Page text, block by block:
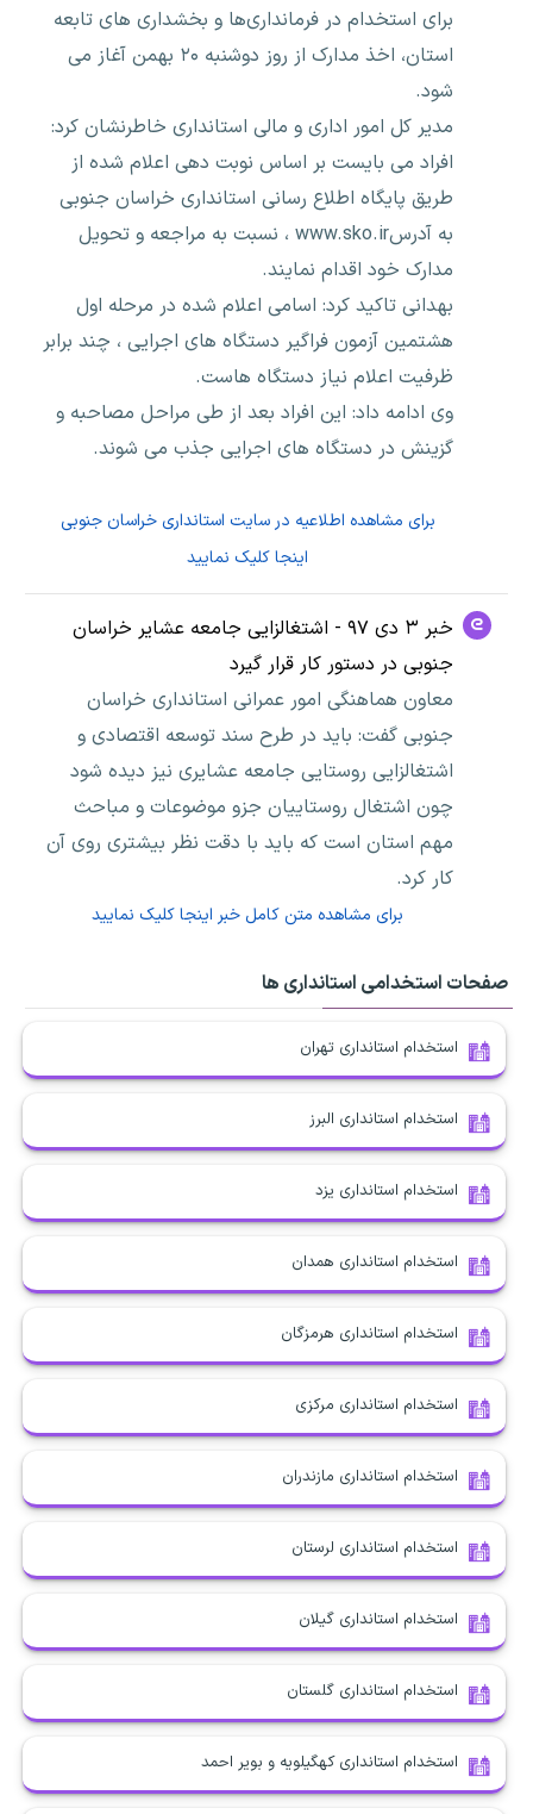
برای استخدام در فرمانداری‌ها و بخشداری های تابعه
استان، اخذ مدارک از روز دوشنبه ۲۰ بهمن آغاز می
شود.
مدیر کل امور اداری و مالی استانداری خاطرنشان کرد:
افراد می بایست بر اساس نوبت دهی اعلام شده از
طریق پایگاه اطلاع رسانی استانداری خراسان جنوبی
به آدرسwww.sko.ir ، نسبت به مراجعه و تحویل
مدارک خود اقدام نمایند.
بهدانی تاکید کرد: اسامی اعلام شده در مرحله اول
هشتمین آزمون فراگیر دستگاه های اجرایی ، چند برابر
ظرفیت اعلام نیاز دستگاه هاست.
وی ادامه داد: این افراد بعد از طی مراحل مصاحبه و
گزینش در دستگاه های اجرایی جذب می شوند.
برای مشاهده اطلاعیه در سایت استانداری خراسان جنوبی
اینجا کلیک نمایید
خبر ۳ دی ۹۷ - اشتغالزایی جامعه عشایر خراسان
جنوبی در دستور کار قرار گیرد
معاون هماهنگی امور عمرانی استانداری خراسان
جنوبی گفت: باید در طرح سند توسعه اقتصادی و
اشتغالزایی روستایی جامعه عشایری نیز دیده شود
چون اشتغال روستاییان جزو موضوعات و مباحث
مهم استان است که باید با دقت نظر بیشتری روی آن
کار کرد.
برای مشاهده متن کامل خبر اینجا کلیک نمایید
صفحات استخدامی استانداری ها
استخدام استانداری تهران
استخدام استانداری البرز
استخدام استانداری یزد
استخدام استانداری همدان
استخدام استانداری هرمزگان
استخدام استانداری مرکزی
استخدام استانداری مازندران
استخدام استانداری لرستان
استخدام استانداری گیلان
استخدام استانداری گلستان
استخدام استانداری کهگیلویه و بویر احمد